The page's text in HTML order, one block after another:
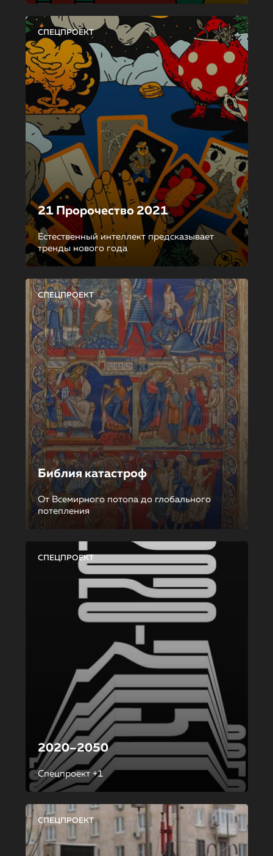
СПЕЦПРОЕКТ
21 Пророчество 2021
Естественный интеллект предсказывает
тренды нового года
СПЕЦПРОЕКТ
Библия катастроф
От Всемирного потопа до глобального
потепления
СПЕЦПРОЕКТ
2020–2050
Спецпроект +1
СПЕЦПРОЕКТ